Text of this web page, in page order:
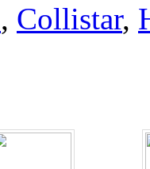
, Collistar,